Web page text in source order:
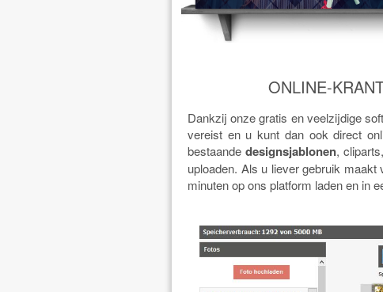
ONLINE-
Dankzij onze gratis en veelzijdige
vereist en u kunt dan ook direct
bestaandedesignsjablonen,
uploaden. Als u liever gebruik
minuten op ons platform laden en in